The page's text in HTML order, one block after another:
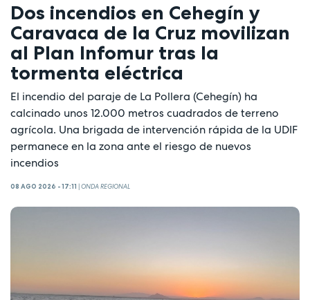
Dos incendios en Cehegín y
Caravaca de la Cruz movilizan
al Plan Infomur tras la
tormenta eléctrica
El incendio del paraje de La Pollera (Cehegín) ha
calcinado unos 12.000 metros cuadrados de terreno
agrícola. Una brigada de intervención rápida de la UDIF
permanece en la zona ante el riesgo de nuevos
incendios
08 AGO 2026 - 17:11 |ONDA REGIONAL